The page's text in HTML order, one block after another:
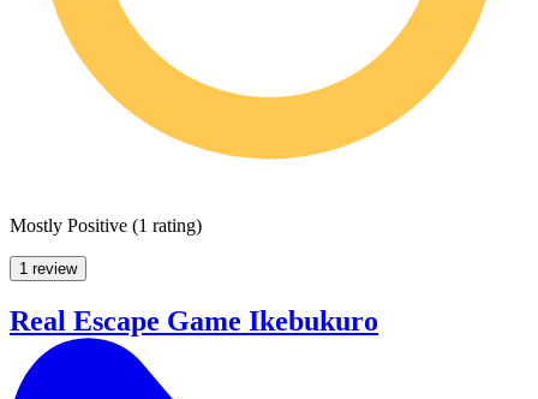
Mostly Positive (1 rating)
1 review
Real Escape Game Ikebukuro